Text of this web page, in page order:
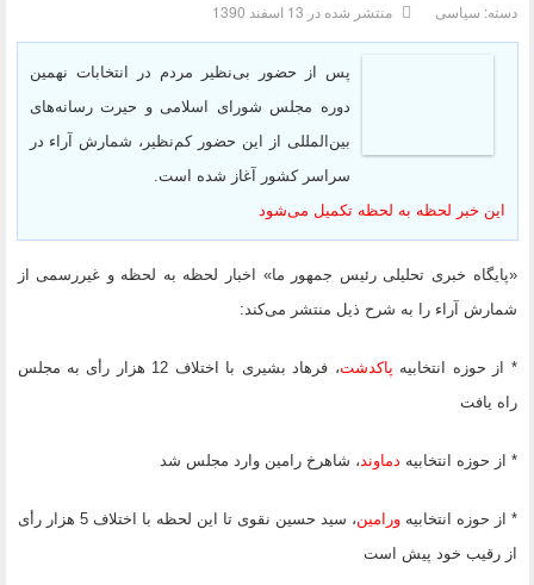
دسته: سیاسی منتشر شده در 13 اسفند 1390
پس از حضور بی‌نظیر مردم در انتخابات نهمین
دوره مجلس شورای اسلامی و حیرت رسانه‌های
بین‌المللی از این حضور کم‌نظیر، شمارش آراء در
سراسر کشور آغاز شده است.
این خبر لحظه به لحظه تکمیل می‌شود
«پایگاه خبری تحلیلی رئیس جمهور ما» اخبار لحظه به لحظه و غیررسمی از
شمارش آراء را به شرح ذیل منتشر می‌کند:
* از حوزه انتخابیه پاکدشت
، فرهاد بشیری با اختلاف 12 هزار رأی به مجلس
راه یافت
* از حوزه انتخابیه دماوند، شاهرخ رامین وارد مجلس شد
* از حوزه انتخابیهورامین
، سید حسین نقوی تا این لحظه با اختلاف 5 هزار رأی
از رقیب خود پیش است